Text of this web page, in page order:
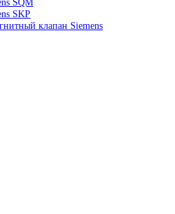
Робот
Festo
измерений
SQM